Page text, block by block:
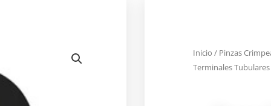
Inicio / Pinzas
Terminales